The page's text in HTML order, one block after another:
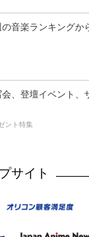
の音楽ランキングか
会、登壇イベント、
ント特集
サイト